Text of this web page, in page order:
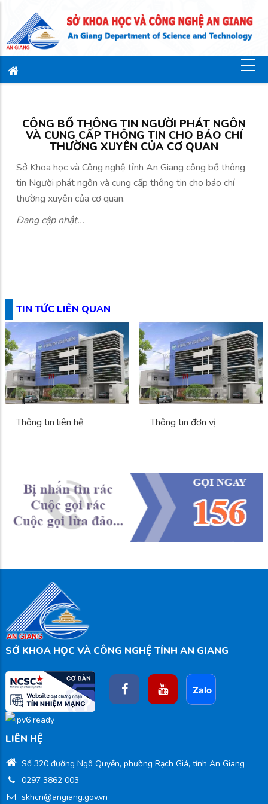
CÔNG BỐ THÔNG TIN NGƯỜI PHÁT NGÔN
VÀ CUNG CẤP THÔNG TIN CHO BÁO CHÍ
THƯỜNG XUYÊN CỦA CƠ QUAN
Sở Khoa học và Công nghệ tỉnh An Giang công bố thông
tin Người phát ngôn và cung cấp thông tin cho báo chí
thường xuyên của cơ quan.
Đang cập nhật...
TIN TỨC LIÊN QUAN
Thông tin liên hệ Thông tin đơn vị
SỞ KHOA HỌC VÀ CÔNG NGHỆ TỈNH AN GIANG
LIÊN HỆ
Số 320 đường Ngô Quyền, phường Rạch Giá, tỉnh An Giang
0297 3862 003
skhcn@angiang.gov.vn